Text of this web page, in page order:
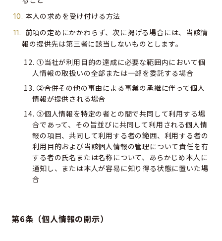
本人の求めを受け付ける方法
前項の定めにかかわらず、次に掲げる場合には、当該情
報の提供先は第三者に該当しないものとします。
①当社が利用目的の達成に必要な範囲内において個
人情報の取扱いの全部または一部を委託する場合
②合併その他の事由による事業の承継に伴って個人
情報が提供される場合
③個人情報を特定の者との間で共同して利用する場
合であって、その旨並びに共同して利用される個人情
報の項目、共同して利用する者の範囲、利用する者の
利用目的および当該個人情報の管理について責任を有
する者の氏名または名称について、あらかじめ本人に
通知し、または本人が容易に知り得る状態に置いた場
合
第6条（個人情報の開示）